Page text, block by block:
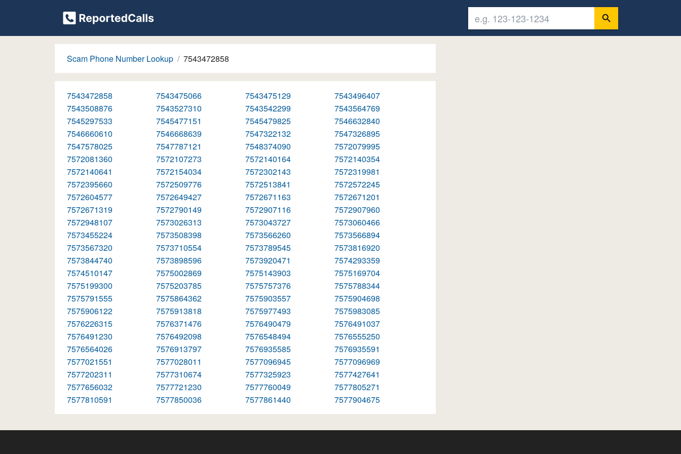
Scam Phone Number Lookup 7543472858
7543472858 7543475066 7543475129
7543496407
7543508876
7543527310 7543542299
7543564769
7545297533
7545477151 7545479825
7546632840
7546660610
7546668639 7547322132
7547326895
7547578025
7547787121 7548374090
7572079995
7572081360
7572107273 7572140164
7572140354
7572140641
7572154034 7572302143
7572319981
7572395660
7572509776 7572513841
7572572245
7572604577
7572649427 7572671163
7572671201
7572671319
7572790149 7572907116
7572907960
7572948107
7573026313 7573043727
7573060466
7573455224
7573508398 7573566260
7573566894
7573567320
7573710554 7573789545
7573816920
7573844740
7573898596 7573920471
7574293359
7574510147
7575002869 7575143903
7575169704
7575199300
7575203785 7575757376
7575788344
7575791555
7575864362 7575903557
7575904698
7575906122
7575913818 7575977493
7575983085
7576226315
7576371476 7576490479
7576491037
7576491230
7576492098 7576548494
7576555250
7576564026
7576913797 7576935585
7576935591
7577021551
7577028011 7577096945
7577096969
7577202311
7577310674 7577325923
7577427641
7577656032
7577721230 7577760049
7577805271
7577810591
7577850036 7577861440 7577904675